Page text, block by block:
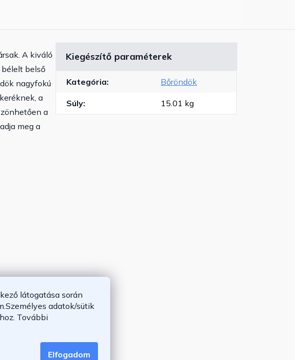
látogatása során
Személyes adatok/sütik
További
Elfogadom
A kiváló
belső
nagyfokú
a
a
meg a
Kiegészítő paraméterek
Kategória: Bőröndök
Súly: 15.01 kg